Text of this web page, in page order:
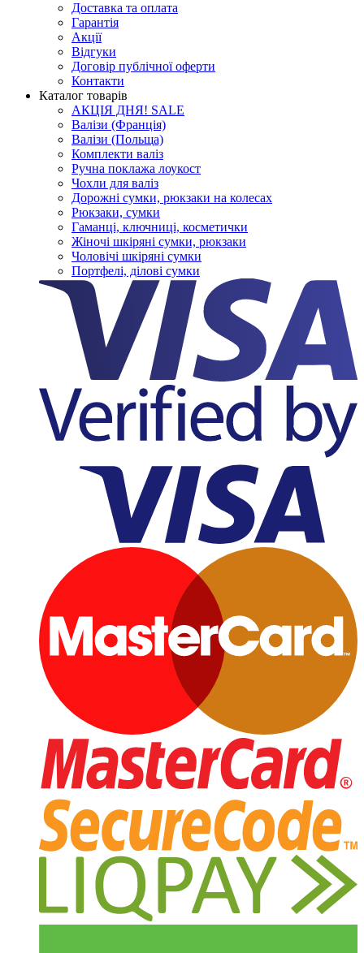
Доставка та оплата
Гарантія
Акції
Відгуки
Договір публічної оферти
Контакти
Каталог товарів
АКЦІЯ ДНЯ! SALE
Валізи (Франція)
Валізи (Польща)
Комплекти валіз
Ручна поклажа лоукост
Чохли для валіз
Дорожні сумки, рюкзаки на колесах
Рюкзаки, сумки
Гаманці, ключниці, косметички
Жіночі шкіряні сумки, рюкзаки
Чоловічі шкіряні сумки
Портфелі, ділові сумки